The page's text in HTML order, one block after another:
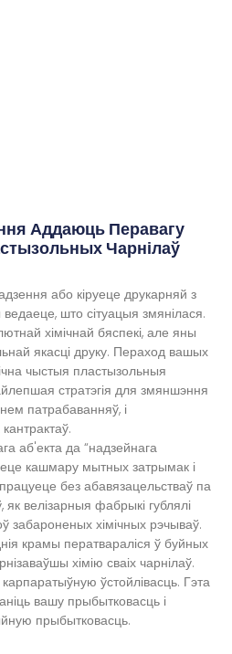
Аддаюць Перавагу
Чарнілаў
або кіруеце друкарняй з
ведаеце, што сітуацыя змянілася.
хімічнай бяспекі, але яны
якасці друку. Пераход вашых
чыстыя пластызольныя
стратэгія для змяншэння
патрабаванняў, і
аб'екта да “надзейнага
кашмару мытных затрымак і
без абавязацельстваў па
велізарныя фабрыкі гублялі
забароненых хімічных рэчываў.
крамы ператвараліся ў буйных
хімію сваіх чарнілаў.
карпаратыўную ўстойлівасць. Гэта
вашу прыбытковасць і
прыбытковасць.